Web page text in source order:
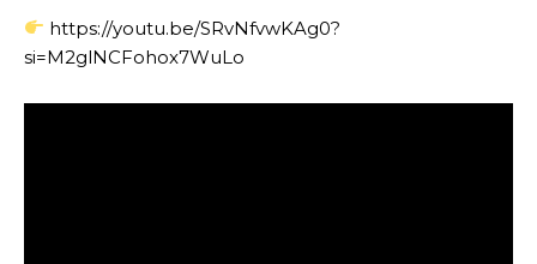
https://youtu.be/SRvNfvwKAg0?
si=M2glNCFohox7WuLo